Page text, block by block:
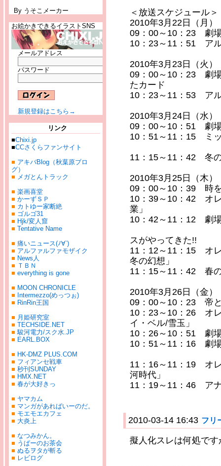
By うそこメーカー
お絵かきできるイラストSNS
メールアドレス
パスワード
新規登録はこちら→
リンク
■Chixi.jp
■CCさくらファンサイト
■ アキバBlog（秋葉原ブロ
グ）
■ メガとんトラック
■ 楽画喜堂
■ かーずＳＰ
■ カトゆー家断絶
■ ゴルゴ31
■ Hjk/変人窟
■ Tentative Name
■ 痛いニュース(ﾉ∀`)
■ アルファルファモザイク
■ News人
■ ＴＢＮ
■ everything is gone
■ MOON CHRONICLE
■ Intermezzo(めっつぉ)
■ RinRin王国
■ 月姫研究室
■ TECHSIDE.NET
■駿河電力/スク水.JP
■ EARL.BOX
■ HK-DMZ PLUS.COM
■ フィアンセ戦車
■ 秒刊SUNDAY
■ HMX.NET
■ 春が大好きっ
■ ヤマカム
■ マンガがあればいーのだ。
■ モエモエカフェ
■ 大炎上
■ なつみかん。
■ うぱーのお茶会
■ ぬるヲタが斬る
■ レビログ
＜放送スケジュール＞
2010年3月22日（月）
09：00～10：23 劇
10：23～11：51 ア
2010年3月23日（火）
09：00～10：23 劇
たカード
10：23～11：53 ア
2010年3月24日（水）
09：00～10：51 劇
10：51～11：15 ミ
11：15～11：42 冬
2010年3月25日（木）
09：00～10：39 時
10：39～10：42 オ
業」
10：42～11：12 劇
スがやってきた!!
11：12～11：15 オ
冬の幻想」
11：15～11：42 春
2010年3月26日（金）
09：00～10：23 帝
10：23～10：26 オ
イ・ベル/雪玉」
10：26～10：51 劇
10：51～11：16 劇
11：16～11：19 オ
河時代」
11：19～11：46 ア
2010-03-14 16:43 フリ
擬人化スレは何処です